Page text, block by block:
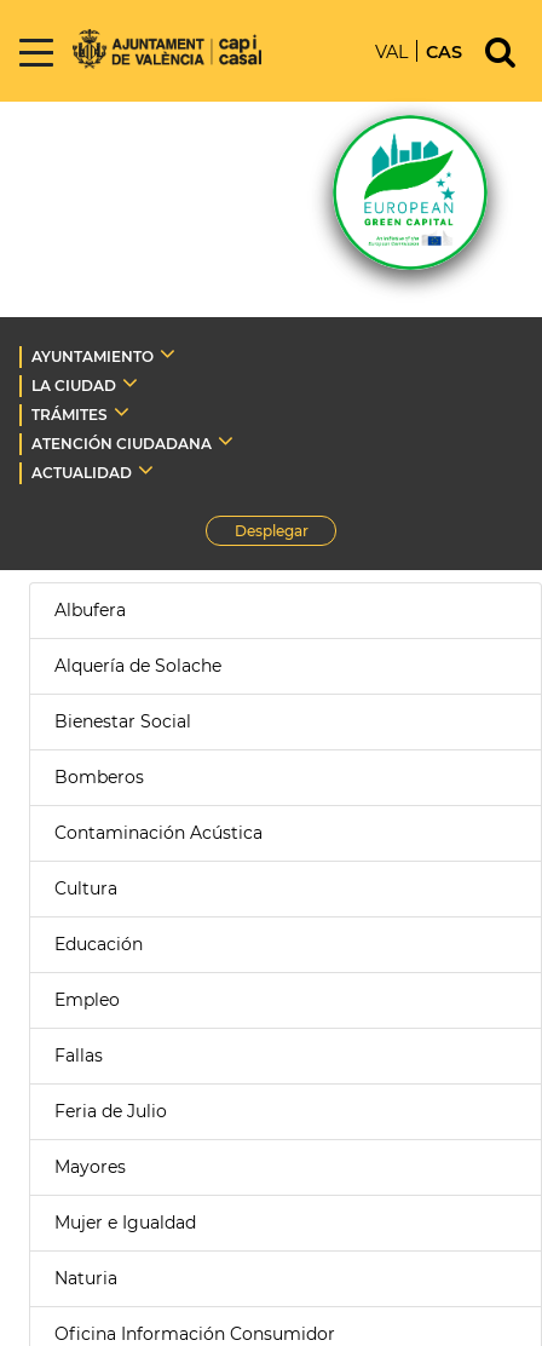
VAL CAS
AYUNTAMIENTO
LA CIUDAD
TRÁMITES
ATENCIÓN CIUDADANA
ACTUALIDAD
Desplegar
Albufera
Alquería de Solache
Bienestar Social
Bomberos
Contaminación Acústica
Cultura
Educación
Empleo
Fallas
Feria de Julio
Mayores
Mujer e Igualdad
Naturia
Oficina Información Consumidor